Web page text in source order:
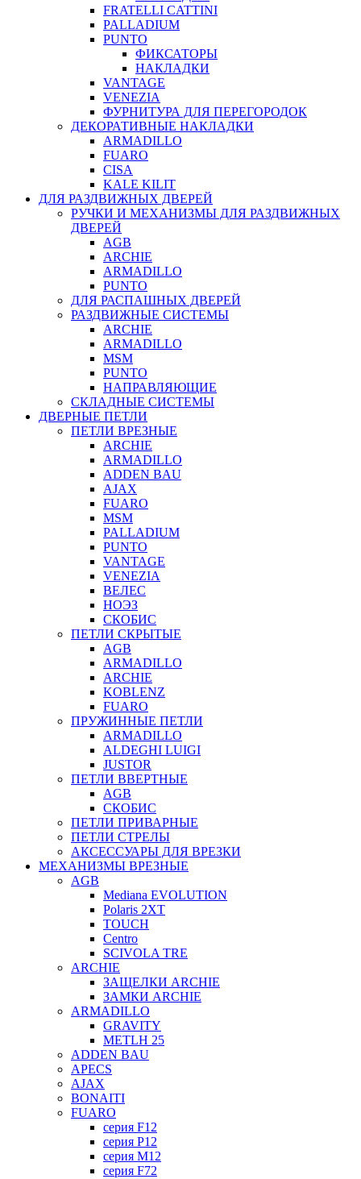
FRATELLI CATTINI
PALLADIUM
PUNTO
ФИКСАТОРЫ
НАКЛАДКИ
VANTAGE
VENEZIA
ФУРНИТУРА ДЛЯ ПЕРЕГОРОДОК
ДЕКОРАТИВНЫЕ НАКЛАДКИ
ARMADILLO
FUARO
CISA
KALE KILIT
ДЛЯ РАЗДВИЖНЫХ ДВЕРЕЙ
РУЧКИ И МЕХАНИЗМЫ ДЛЯ РАЗДВИЖНЫХ
ДВЕРЕЙ
AGB
ARCHIE
ARMADILLO
PUNTO
ДЛЯ РАСПАШНЫХ ДВЕРЕЙ
РАЗДВИЖНЫЕ СИСТЕМЫ
ARCHIE
ARMADILLO
MSM
PUNTO
НАПРАВЛЯЮЩИЕ
СКЛАДНЫЕ СИСТЕМЫ
ДВЕРНЫЕ ПЕТЛИ
ПЕТЛИ ВРЕЗНЫЕ
ARCHIE
ARMADILLO
ADDEN BAU
AJAX
FUARO
MSM
PALLADIUM
PUNTO
VANTAGE
VENEZIA
ВЕЛЕС
НОЭЗ
СКОБИС
ПЕТЛИ СКРЫТЫЕ
AGB
ARMADILLO
ARCHIE
KOBLENZ
FUARO
ПРУЖИННЫЕ ПЕТЛИ
ARMADILLO
ALDEGHI LUIGI
JUSTOR
ПЕТЛИ ВВЕРТНЫЕ
AGB
СКОБИС
ПЕТЛИ ПРИВАРНЫЕ
ПЕТЛИ СТРЕЛЫ
АКСЕССУАРЫ ДЛЯ ВРЕЗКИ
МЕХАНИЗМЫ ВРЕЗНЫЕ
AGB
Mediana EVOLUTION
Polaris 2XT
TOUCH
Centro
SCIVOLA TRE
ARCHIE
ЗАЩЕЛКИ ARCHIE
ЗАМКИ ARCHIE
ARMADILLO
GRAVITY
METLH 25
ADDEN BAU
APECS
AJAX
BONAITI
FUARO
серия F12
серия P12
серия M12
серия F72